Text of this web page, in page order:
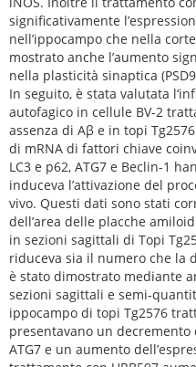
significativamente
nell’ippocampo che nella
mostrato anche l’aumento
nella plasticità sinaptica
In seguito, è stata valutata
autofagico in cellule BV-2
assenza di Aβ e in topi
di mRNA di fattori chiave
LC3 e p62, ATG7 e Beclin-1
induceva l’attivazione del
vivo. Questi dati sono stati
dell’area delle placche
in sezioni sagittali di Topi
riduceva sia il numero che la
è stato dimostrato mediante
sezioni sagittali e semi-
ippocampo di topi Tg2576
presentavano un decremento
ATG7 e un aumento